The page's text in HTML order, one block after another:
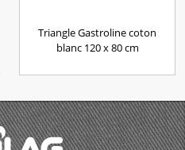
Triangle Gastroline coton
blanc 120 x 80 cm